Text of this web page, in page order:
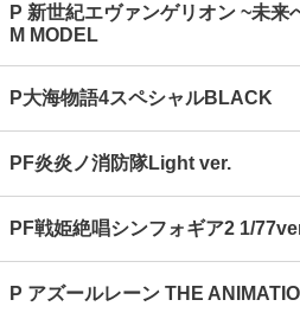
P 新世紀エヴァンゲリオン ~未来
M MODEL
P大海物語4スペシャルBLACK
PF炎炎ノ消防隊Light ver.
PF戦姫絶唱シンフォギア2 1/
P アズールレーン THE